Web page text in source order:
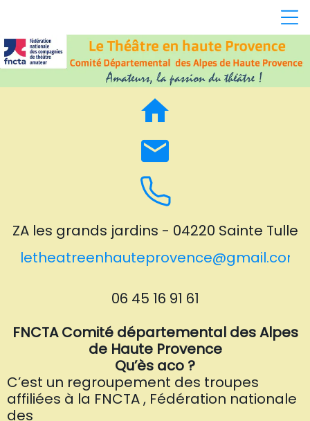
home
email
ZA les grands jardins - 04220 Sainte Tulle
letheatreenhauteprovence@gmail.com
06 45 16 91 61
FNCTA Comité départemental des Alpes
de Haute Provence
Qu’ès aco ?
C’est un regroupement des troupes
affiliées à la FNCTA , Fédération nationale
des